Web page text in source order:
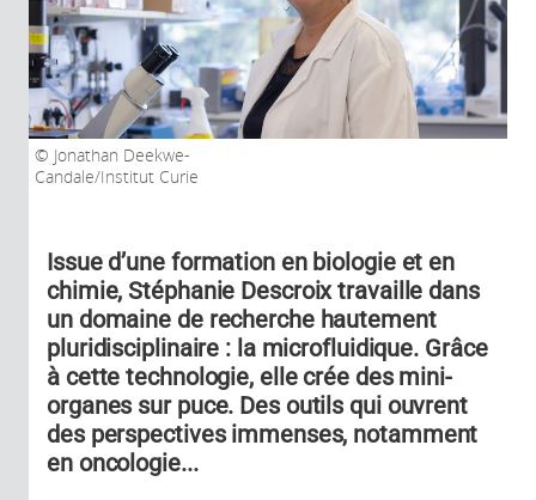
Jonathan Deekwe-
Candale/Institut Curie
Issue d’une formation en biologie et en
chimie, Stéphanie Descroix travaille dans
un domaine de recherche hautement
pluridisciplinaire : la microfluidique. Grâce
à cette technologie, elle crée des mini-
organes sur puce. Des outils qui ouvrent
des perspectives immenses, notamment
en oncologie...